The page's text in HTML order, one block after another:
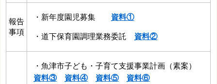
報告
事項
・新年度園児募集 資料①
・道下保育園調理業務委託 資料②
・魚津市子ども・子育て支援事業計画（素案）
資料③
資料④ 資料⑤ 資料⑥